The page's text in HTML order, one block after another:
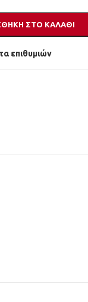
ΣΤΟ ΚΑΛΆΘΙ
επιθυμιών